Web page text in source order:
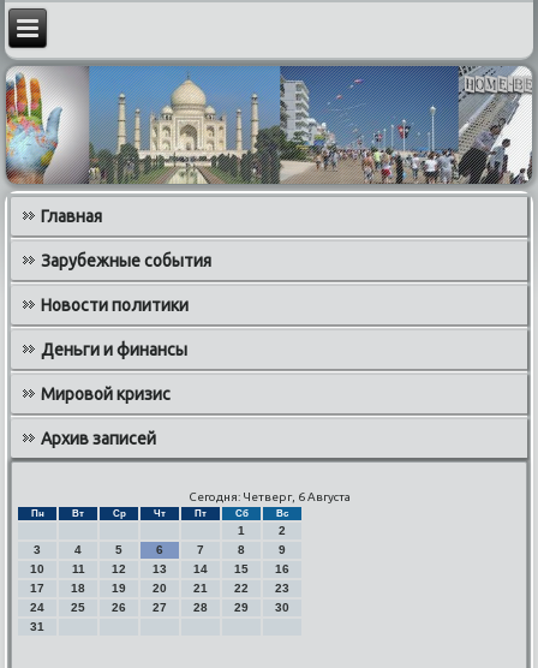
Главная
Зарубежные события
Новости политики
Деньги и финансы
Мировой кризис
Архив записей
Сегодня: Четверг, 6 Августа
Пн Вт Ср Чт Пт Сб Вс
1
2
3
4 5 6 7 8
9
10
11 12 13 14 15
16
17
18 19 20 21 22
23
24
25 26 27 28 29
30
31